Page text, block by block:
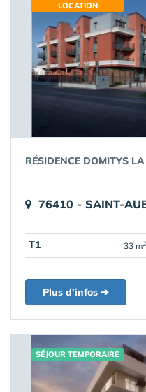
LOCATION
RÉSIDENCE DOMITYS
76410 - SAINT-
T1 33 m2
Plus d'infos ➔
SÉJOUR TEMPORAIRE